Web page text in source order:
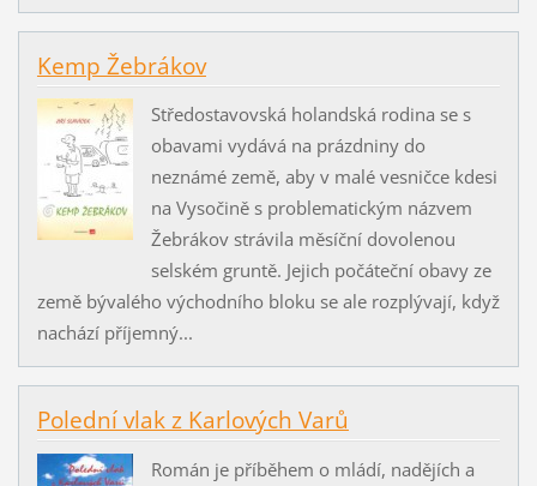
Kemp Žebrákov
Středostavovská holandská rodina se s
obavami vydává na prázdniny do
neznámé země, aby v malé vesničce kdesi
na Vysočině s problematickým názvem
Žebrákov strávila měsíční dovolenou
selském gruntě. Jejich počáteční obavy ze
země bývalého východního bloku se ale rozplývají, když
nachází příjemný...
Polední vlak z Karlových Varů
Román je příběhem o mládí, nadějích a